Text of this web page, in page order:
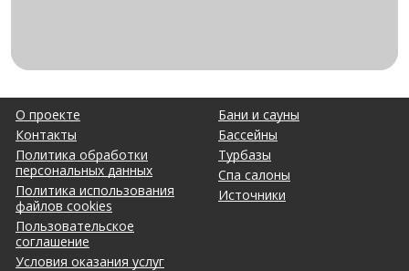
О проекте
Контакты
Политика обработки
персональных данных
Политика использования
файлов cookies
Пользовательское
соглашение
Условия оказания услуг
Бани и сауны
Бассейны
Турбазы
Спа салоны
Источники